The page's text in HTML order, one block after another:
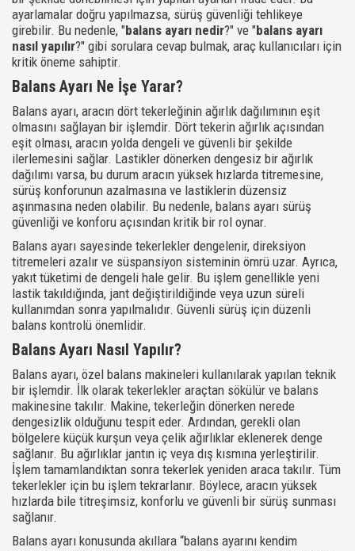
ayarlamalar doğru yapılmazsa, sürüş güvenliği tehlikeye
girebilir. Bu nedenle, "balans ayarı nedir?" ve "balans ayarı
nasıl yapılır?" gibi sorulara cevap bulmak, araç kullanıcıları için
kritik öneme sahiptir.
Balans Ayarı Ne İşe Yarar?
Balans ayarı, aracın dört tekerleğinin ağırlık dağılımının eşit
olmasını sağlayan bir işlemdir. Dört tekerin ağırlık açısından
eşit olması, aracın yolda dengeli ve güvenli bir şekilde
ilerlemesini sağlar. Lastikler dönerken dengesiz bir ağırlık
dağılımı varsa, bu durum aracın yüksek hızlarda titremesine,
sürüş konforunun azalmasına ve lastiklerin düzensiz
aşınmasına neden olabilir. Bu nedenle, balans ayarı sürüş
güvenliği ve konforu açısından kritik bir rol oynar.
Balans ayarı sayesinde tekerlekler dengelenir, direksiyon
titremeleri azalır ve süspansiyon sisteminin ömrü uzar. Ayrıca,
yakıt tüketimi de dengeli hale gelir. Bu işlem genellikle yeni
lastik takıldığında, jant değiştirildiğinde veya uzun süreli
kullanımdan sonra yapılmalıdır. Güvenli sürüş için düzenli
balans kontrolü önemlidir.
Balans Ayarı Nasıl Yapılır?
Balans ayarı, özel balans makineleri kullanılarak yapılan teknik
bir işlemdir. İlk olarak tekerlekler araçtan sökülür ve balans
makinesine takılır. Makine, tekerleğin dönerken nerede
dengesizlik olduğunu tespit eder. Ardından, gerekli olan
bölgelere küçük kurşun veya çelik ağırlıklar eklenerek denge
sağlanır. Bu ağırlıklar jantın iç veya dış kısmına yerleştirilir.
İşlem tamamlandıktan sonra tekerlek yeniden araca takılır. Tüm
tekerlekler için bu işlem tekrarlanır. Böylece, aracın yüksek
hızlarda bile titreşimsiz, konforlu ve güvenli bir sürüş sunması
sağlanır.
Balans ayarı konusunda akıllara “balans ayarını kendim